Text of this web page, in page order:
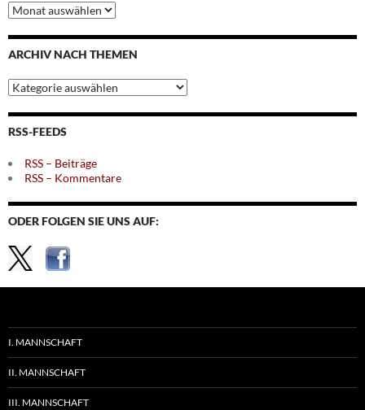
Archiv
nach
Monaten
ARCHIV NACH THEMEN
Archiv
nach
Themen
RSS-FEEDS
RSS – Beiträge
RSS – Kommentare
ODER FOLGEN SIE UNS AUF:
I. MANNSCHAFT
II. MANNSCHAFT
III. MANNSCHAFT